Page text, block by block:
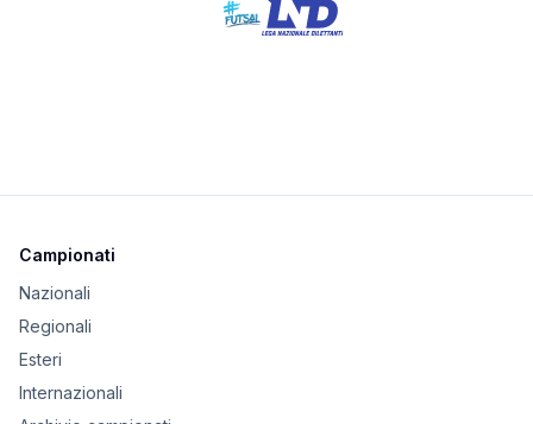
Campionati
Nazionali
Regionali
Esteri
Internazionali